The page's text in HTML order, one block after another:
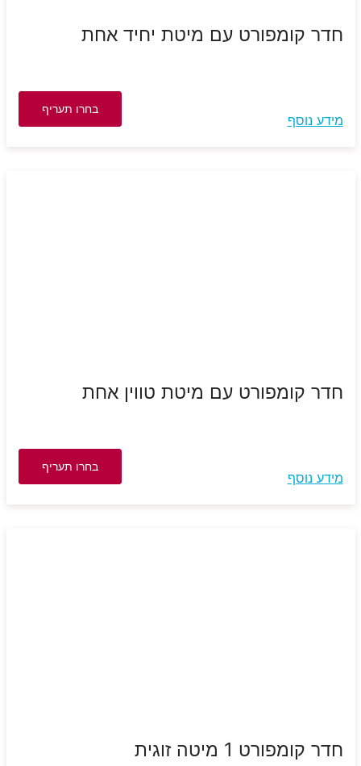
חדר קומפורט עם מיטת יחיד אחת
מידע נוסף
בחרו תעריף
חדר קומפורט עם מיטת טווין אחת
מידע נוסף
בחרו תעריף
חדר קומפורט 1 מיטה זוגית